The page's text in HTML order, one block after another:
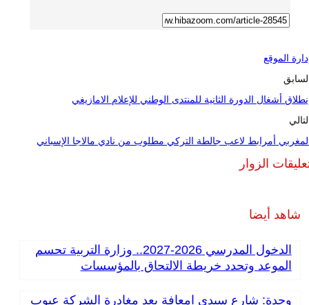
الموقع
أشغال الدورة الثانية للمنتدى الوطني للإعلام الامازيغي
أمرابط لاعب جالطة التركي مطلوب من نادي مالاجا الإسباني
الزوار
شاهد أيضا
الدخول المدرسي 2026-2027.. وزارة التربية تحسم
الموعد وتحدد خريطة الالتحاق بالمؤسسات
وجدة: شارع سيدي امعافة بعد مغادرة الشركة عيوب